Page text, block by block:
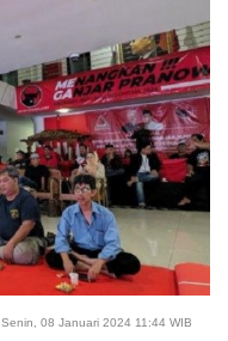
Senin, 08 Januari 2024 11:44 WIB